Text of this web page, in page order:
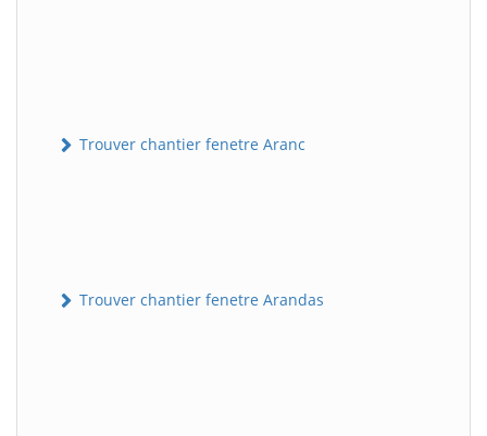
Trouver chantier fenetre Aranc
Trouver chantier fenetre Arandas